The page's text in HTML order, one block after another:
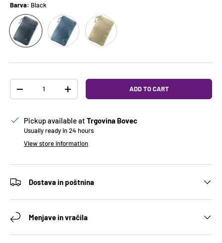
Barva: Black
Black Atlantic Desert
Qty
DECREASE QUANTITYINCREASE QUANTITY ADD TO CART
Pickup available at Trgovina Bovec
Usually ready in 24 hours
View store information
Dostava in poštnina
Menjave in vračila